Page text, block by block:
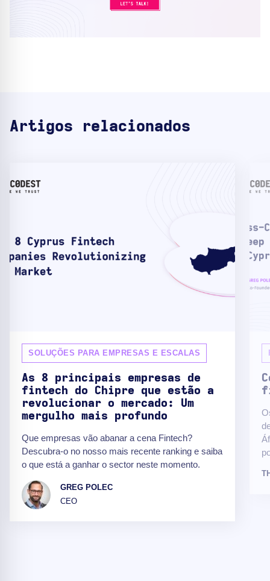
Artigos relacionados
SOLUÇÕES PARA EMPRESAS E ESCALAS
As 8 principais empresas de
fintech do Chipre que estão a
revolucionar o mercado: Um
mergulho mais profundo
Que empresas vão abanar a cena Fintech?
Descubra-o no nosso mais recente ranking e saiba
o que está a ganhar o sector neste momento.
GREG POLEC
CEO